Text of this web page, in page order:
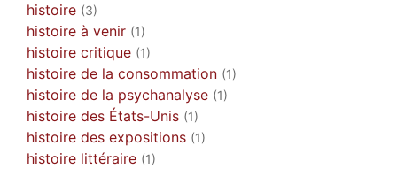
histoire (3)
histoire à venir (1)
histoire critique (1)
histoire de la consommation (1)
histoire de la psychanalyse (1)
histoire des États-Unis (1)
histoire des expositions (1)
histoire littéraire (1)